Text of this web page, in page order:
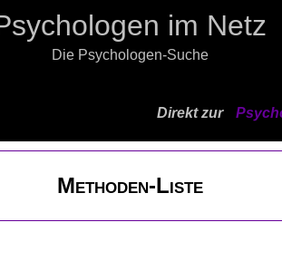
im Netz
Die Psychologen-Suche
Direkt zur
Methoden-Liste